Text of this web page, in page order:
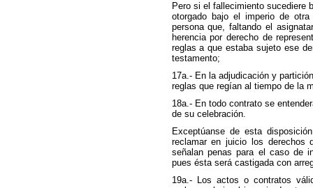
Pero si el fallecimiento sucediere
otorgado bajo el imperio de
persona que, faltando el
herencia por derecho de
reglas a que estaba sujeto ese
testamento;
17a.- En la adjudicación y
reglas que regían al tiempo de la
18a.- En todo contrato se
de su celebración.
Exceptúanse de esta
reclamar en juicio los derechos
señalan penas para el caso de
pues ésta será castigada con
19a.- Los actos o contratos